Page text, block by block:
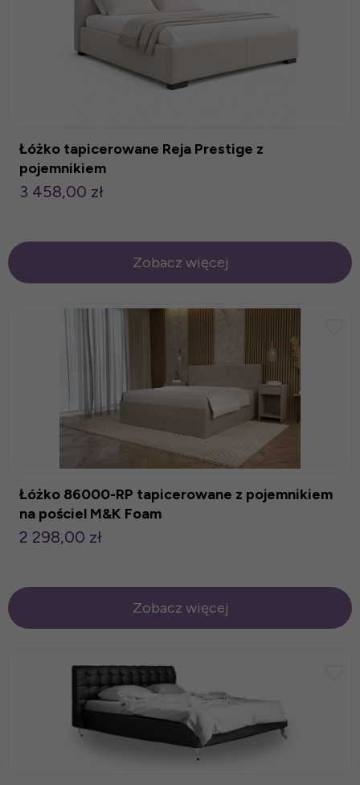
Łóżko tapicerowane Reja Prestige z
pojemnikiem
3 458,00 zł
Zobacz więcej
Łóżko 86000-RP tapicerowane z pojemnikiem
na pościel M&K Foam
2 298,00 zł
Zobacz więcej